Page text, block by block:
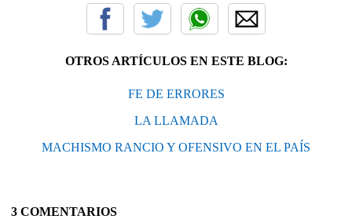
OTROS ARTÍCULOS EN ESTE BLOG:
FE DE ERRORES
LA LLAMADA
MACHISMO RANCIO Y OFENSIVO EN EL PAÍS
3 COMENTARIOS